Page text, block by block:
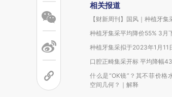
相关报道
【财新周刊】国风｜种植牙集
种植牙集采平均降价55% 3月
种植牙集采拟于2023年1月11
口腔正畸集采开标 平均降幅
什么是“OK镜”？其不菲价格
空间几何？｜解释